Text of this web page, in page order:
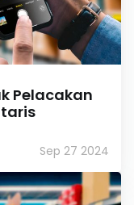
Pelacakan
Sep 27 2024